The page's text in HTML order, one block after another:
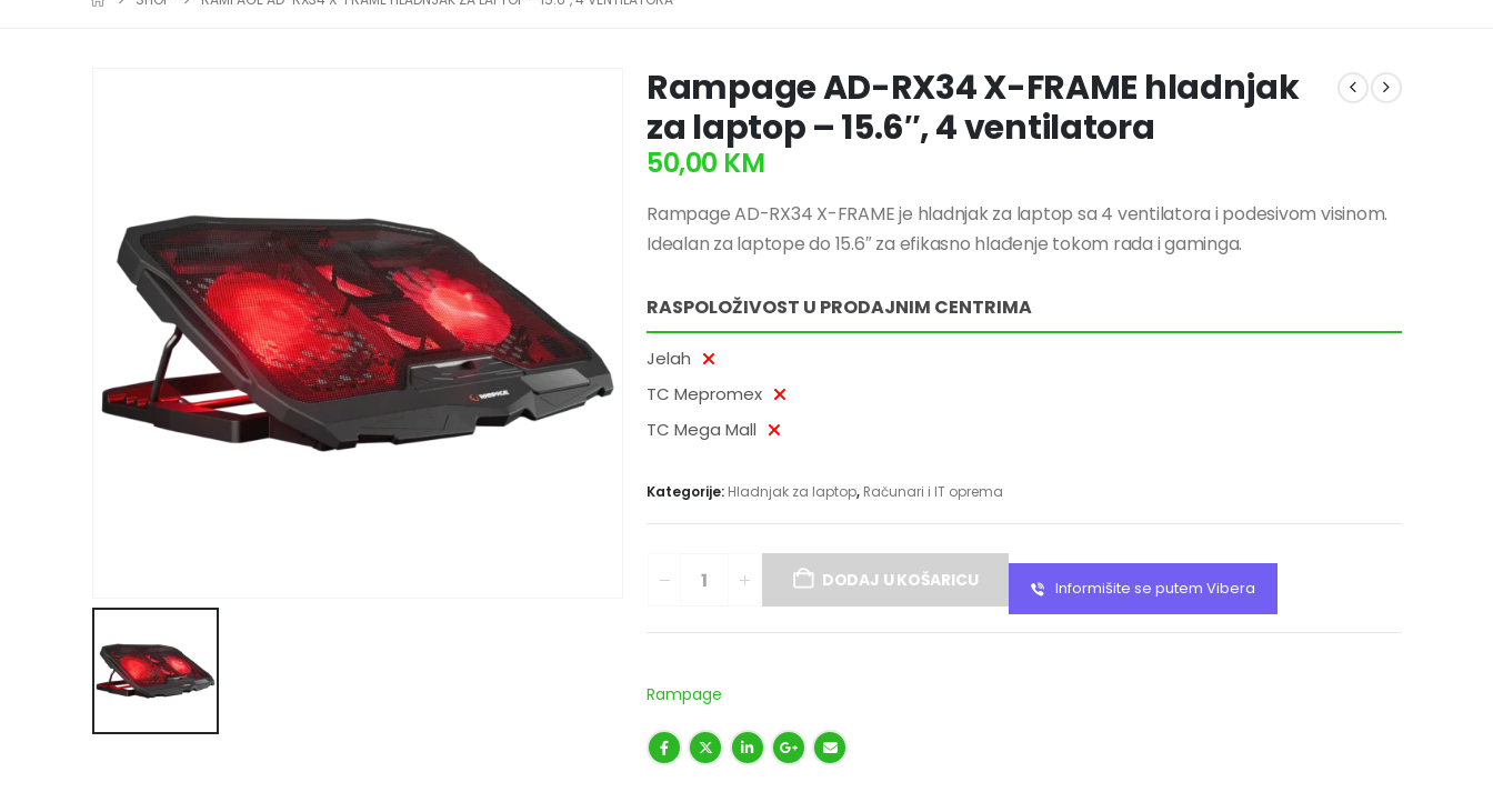
Rampage AD-RX34 X-FRAME hladnjak
za laptop – 15.6″, 4 ventilatora
50,00 KM
Rampage AD-RX34 X-FRAME je hladnjak za laptop sa 4 ventilatora i podesivom visinom.
Idealan za laptope do 15.6″ za efikasno hlađenje tokom rada i gaminga.
RASPOLOŽIVOST U PRODAJNIM CENTRIMA
Jelah
TC Mepromex
TC Mega Mall
Kategorije: Hladnjak za laptop, Računari i IT oprema
DODAJ U KOŠARICU Informišite se putem Vibera
Rampage